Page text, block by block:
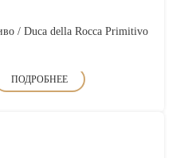
/ Duca della Rocca Primitivo
ПОДРОБНЕЕ